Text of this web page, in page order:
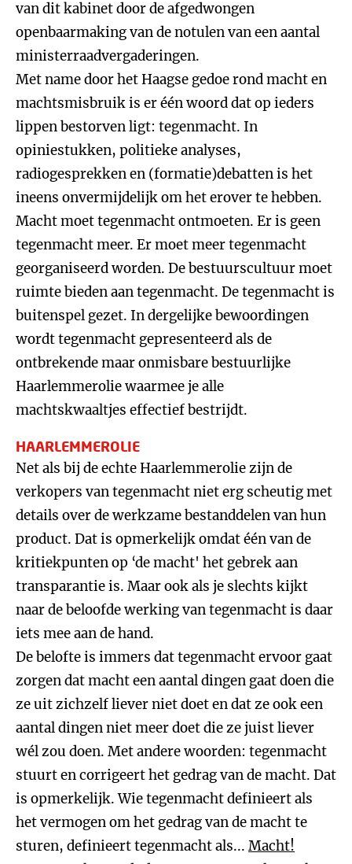
van dit kabinet door de afgedwongen
openbaarmaking van de notulen van een aantal
ministerraadvergaderingen.
Met name door het Haagse gedoe rond macht en
machtsmisbruik is er één woord dat op ieders
lippen bestorven ligt: tegenmacht. In
opiniestukken, politieke analyses,
radiogesprekken en (formatie)debatten is het
ineens onvermijdelijk om het erover te hebben.
Macht moet tegenmacht ontmoeten. Er is geen
tegenmacht meer. Er moet meer tegenmacht
georganiseerd worden. De bestuurscultuur moet
ruimte bieden aan tegenmacht. De tegenmacht is
buitenspel gezet. In dergelijke bewoordingen
wordt tegenmacht gepresenteerd als de
ontbrekende maar onmisbare bestuurlijke
Haarlemmerolie waarmee je alle
machtskwaaltjes effectief bestrijdt.
HAARLEMMEROLIE
Net als bij de echte Haarlemmerolie zijn de
verkopers van tegenmacht niet erg scheutig met
details over de werkzame bestanddelen van hun
product. Dat is opmerkelijk omdat één van de
kritiekpunten op ‘de macht' het gebrek aan
transparantie is. Maar ook als je slechts kijkt
naar de beloofde werking van tegenmacht is daar
iets mee aan de hand.
De belofte is immers dat tegenmacht ervoor gaat
zorgen dat macht een aantal dingen gaat doen die
ze uit zichzelf liever niet doet en dat ze ook een
aantal dingen niet meer doet die ze juist liever
wél zou doen. Met andere woorden: tegenmacht
stuurt en corrigeert het gedrag van de macht. Dat
is opmerkelijk. Wie tegenmacht definieert als
het vermogen om het gedrag van de macht te
sturen, definieert tegenmacht als... Macht!